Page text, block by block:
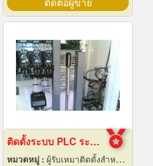
ติดตั้งระบบ PLC ระยอง
หมวดหมู่ : ผู้รับเหมาติดตั้งสำหรับบ้านและโรงงานไฟฟ้า